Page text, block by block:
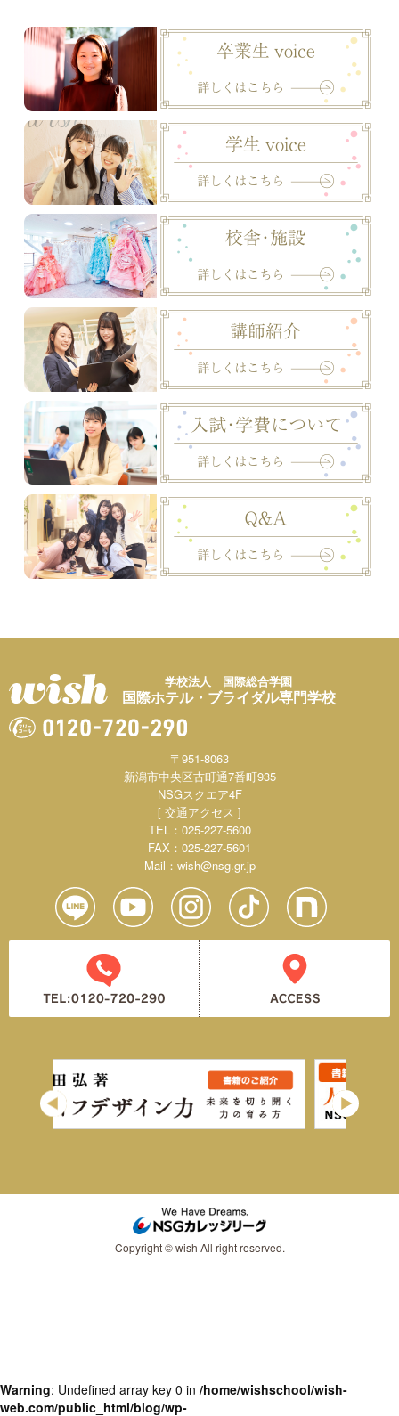
学校法人 国際総合学園
国際ホテル・ブライダル専門学校
〒951-8063
新潟市中央区古町通7番町935
NSGスクエア4F
[ 交通アクセス ]
TEL：025-227-5600
FAX：025-227-5601
Mail： wish@nsg.gr.jp
Copyright © wish All right reserved.
Warning: Undefined array key 0 in /home/wishschool/wish-
web.com/public_html/blog/wp-